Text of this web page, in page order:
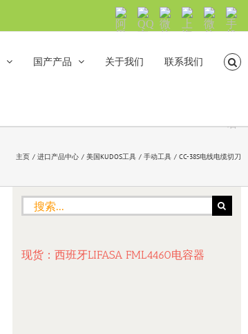
阿
里
沟
QQ
交
微
信
号：
shanhehairong
上
海
海
微
信
手
机
览
直
接
国产产品 关于我们 联系我们
主页 进口产品中心 美国KUDOS工具 手动工具 CC-38S电线电缆切刀
搜
索：
现货：西班牙LIFASA FML4460电容器